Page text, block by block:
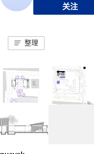
关注
整理